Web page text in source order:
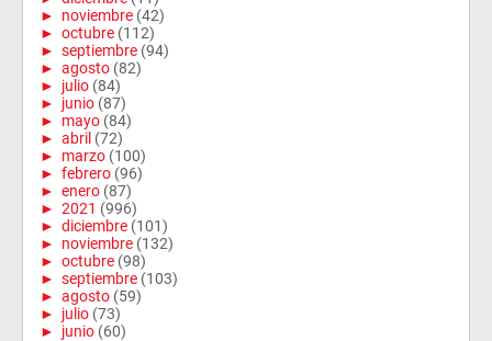
► noviembre (42)
► octubre (112)
► septiembre (94)
► agosto (82)
► julio (84)
► junio (87)
► mayo (84)
► abril (72)
► marzo (100)
► febrero (96)
► enero (87)
► 2021 (996)
► diciembre (101)
► noviembre (132)
► octubre (98)
► septiembre (103)
► agosto (59)
► julio (73)
► junio (60)